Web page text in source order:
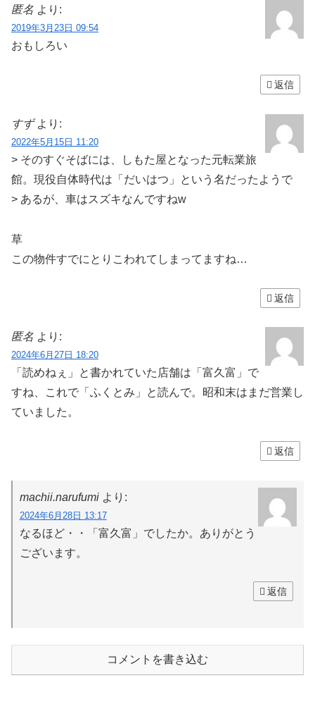
匿名 より:
2019年3月23日 09:54
おもしろい
返信
すず より:
2022年5月15日 11:20
> そのすぐそばには、しもた屋となった元転業旅
館。現役自体時代は「だいはつ」という名だったようで
> あるが、車はスズキなんですねw
草
この物件すでにとりこわれてしまってますね…
返信
匿名 より:
2024年6月27日 18:20
「読めねぇ」と書かれていた店舗は「富久富」で
すね、これで「ふくとみ」と読んで。昭和末はまだ営業し
ていました。
返信
machii.narufumi より:
2024年6月28日 13:17
なるほど・・「富久富」でしたか。ありがとう
ございます。
返信
コメントを書き込む